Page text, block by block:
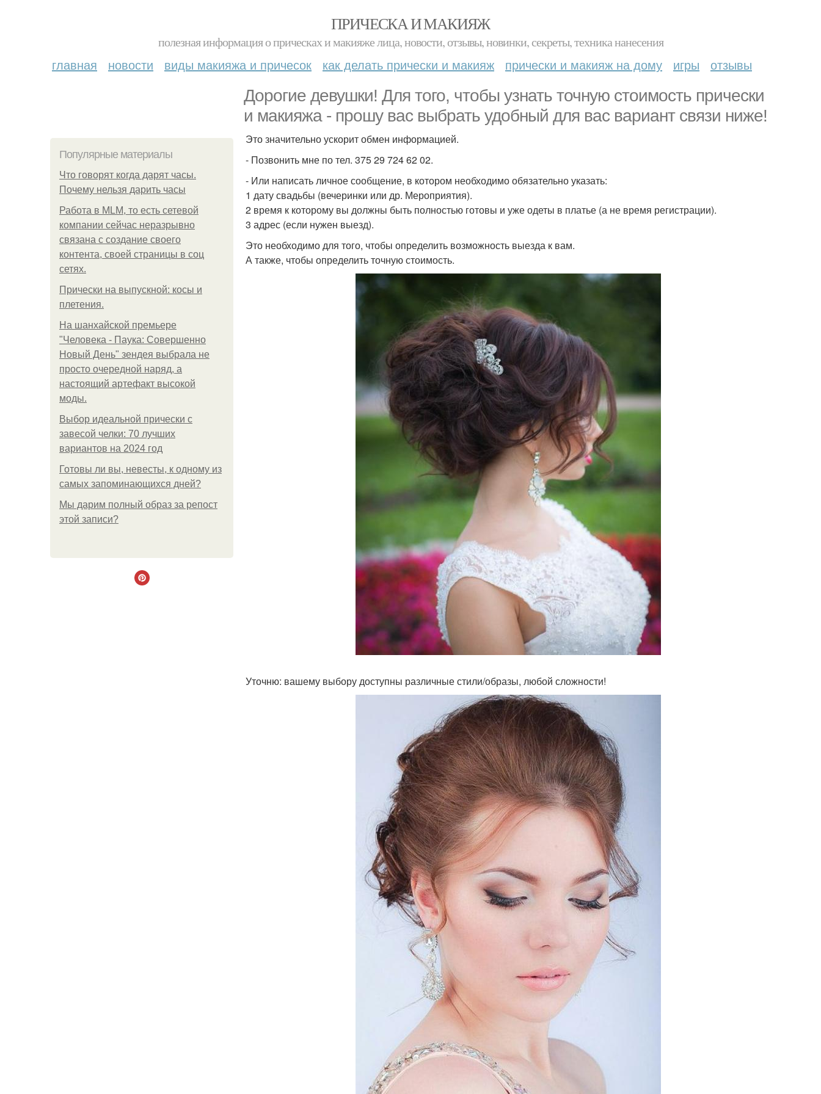
ПРИЧЕСКА И МАКИЯЖ
полезная информация о прическах и макияже лица, новости, отзывы, новинки, секреты, техника нанесения
главная новости виды макияжа и причесок как делать прически и макияж прически и макияж на дому игры отзывы
Дорогие девушки! Для того, чтобы узнать точную стоимость прически
и макияжа - прошу вас выбрать удобный для вас вариант связи ниже!
Популярные материалы
Что говорят когда дарят часы.
Почему нельзя дарить часы
Работа в MLM, то есть сетевой
компании сейчас неразрывно
связана с создание своего
контента, своей страницы в соц
сетях.
Прически на выпускной: косы и
плетения.
На шанхайской премьере
"Человека - Паука: Совершенно
Новый День" зендея выбрала не
просто очередной наряд, а
настоящий артефакт высокой
моды.
Выбор идеальной прически с
завесой челки: 70 лучших
вариантов на 2024 год
Готовы ли вы, невесты, к одному из
самых запоминающихся дней?
Мы дарим полный образ за репост
этой записи?
Это значительно ускорит обмен информацией.
- Позвонить мне по тел. 375 29 724 62 02.
- Или написать личное сообщение, в котором необходимо обязательно указать:
1 дату свадьбы (вечеринки или др. Мероприятия).
2 время к которому вы должны быть полностью готовы и уже одеты в платье (а не время регистрации).
3 адрес (если нужен выезд).
Это необходимо для того, чтобы определить возможность выезда к вам.
А также, чтобы определить точную стоимость.
Уточню: вашему выбору доступны различные стили/образы, любой сложности!